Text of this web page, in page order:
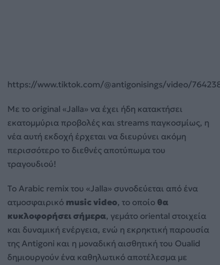
https://www.tiktok.com/@antigonisings/video/
Με το original «Jalla» να έχει ήδη κατακτήσει
εκατομμύρια προβολές και streams παγκοσμίως, η
νέα αυτή εκδοχή έρχεται να διευρύνει ακόμη
περισσότερο το διεθνές αποτύπωμα του
τραγουδιού!
Το Arabic remix του «Jalla» συνοδεύεται από ένα
ατμοσφαιρικό music video, το οποίο θα
κυκλοφορήσει σήμερα, γεμάτο oriental στοιχεία
και δυναμική ενέργεια, ενώ η εκρηκτική παρουσία
της Antigoni και η μοναδική αισθητική του Oualid
δημιουργούν ένα καθηλωτικό αποτέλεσμα με